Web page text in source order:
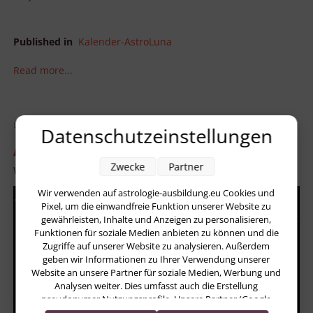
Published in Kalender-AstroLuna
Read more...
Donnerstag, 21 Dezember 2017 00:01
AstroLuna – 21. Dezember 2017
Written by Heidrun Funk – AstroPraxis
Datenschutzeinstellungen
Wir verwenden auf astrologie-ausbildung.eu Cookies und
Pixel, um die einwandfreie Funktion unserer Website zu
gewährleisten, Inhalte und Anzeigen zu personalisieren,
Funktionen für soziale Medien anbieten zu können und die
Zugriffe auf unserer Website zu analysieren. Außerdem
geben wir Informationen zu Ihrer Verwendung unserer
Website an unsere Partner für soziale Medien, Werbung und
Analysen weiter. Dies umfasst auch die Erstellung
pseudonymer Nutzungsprofile. Unsere Partner (Google
Zwecke Partner